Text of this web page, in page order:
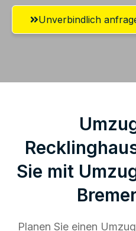
Unverbindlich
Sie mit
Planen Sie einen